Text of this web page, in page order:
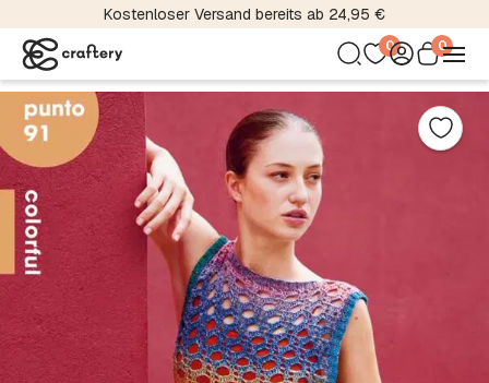
Kostenloser Versand bereits ab 24,95 €
0 0